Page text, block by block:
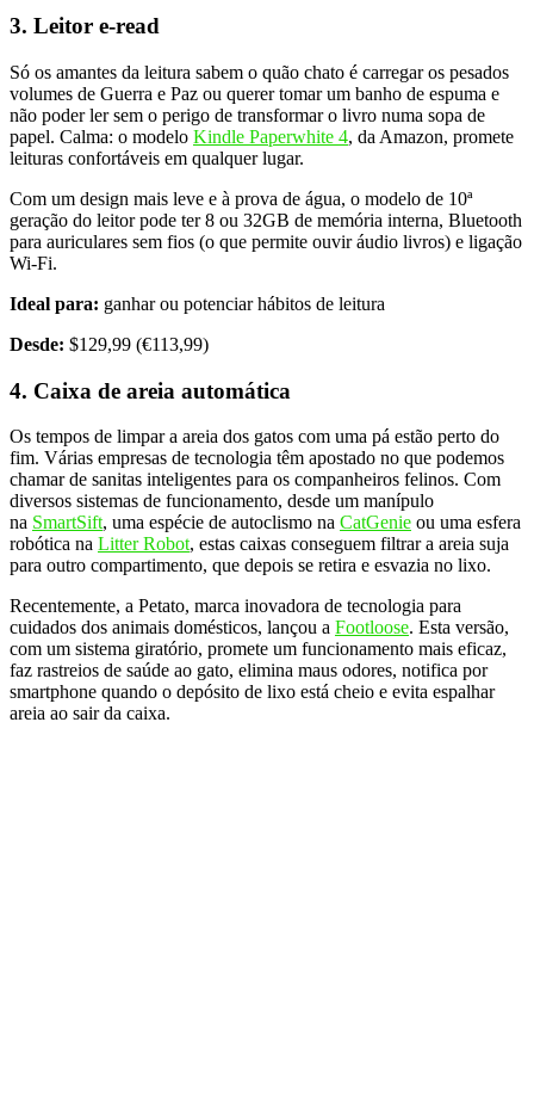
3. Leitor e-read
Só os amantes da leitura sabem o quão chato é carregar os pesados
volumes de Guerra e Paz ou querer tomar um banho de espuma e
não poder ler sem o perigo de transformar o livro numa sopa de
papel. Calma: o modelo Kindle Paperwhite 4, da Amazon, promete
leituras confortáveis em qualquer lugar.
Com um design mais leve e à prova de água, o modelo de 10ª
geração do leitor pode ter 8 ou 32GB de memória interna, Bluetooth
para auriculares sem fios (o que permite ouvir áudio livros) e ligação
Wi-Fi.
Ideal para: ganhar ou potenciar hábitos de leitura
Desde: $129,99 (€113,99)
4. Caixa de areia automática
Os tempos de limpar a areia dos gatos com uma pá estão perto do
fim. Várias empresas de tecnologia têm apostado no que podemos
chamar de sanitas inteligentes para os companheiros felinos. Com
diversos sistemas de funcionamento, desde um manípulo
na SmartSift, uma espécie de autoclismo na CatGenie ou uma esfera
robótica na Litter Robot, estas caixas conseguem filtrar a areia suja
para outro compartimento, que depois se retira e esvazia no lixo.
Recentemente, a Petato, marca inovadora de tecnologia para
cuidados dos animais domésticos, lançou a Footloose. Esta versão,
com um sistema giratório, promete um funcionamento mais eficaz,
faz rastreios de saúde ao gato, elimina maus odores, notifica por
smartphone quando o depósito de lixo está cheio e evita espalhar
areia ao sair da caixa.